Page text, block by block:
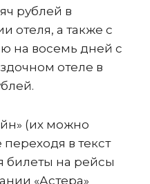
рублей в
отеля, а также с
на восемь дней с
отеле в
(их можно
в текст
билеты на рейсы
«Астера»